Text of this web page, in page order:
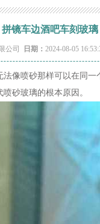
拼镜车边酒吧车刻玻璃
公司 日期： 2024-08-05
像喷砂那样可以在同
砂玻璃的根本原因。